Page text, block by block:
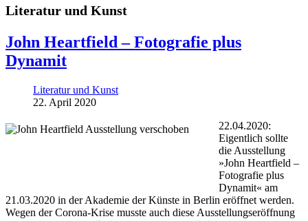
Literatur und Kunst
John Heartfield – Fotografie plus
Dynamit
Literatur und Kunst
22. April 2020
22.04.2020:
Eigentlich sollte
die Ausstellung
»John Heartfield –
Fotografie plus
Dynamit« am
21.03.2020 in der Akademie der Künste in Berlin eröffnet werden.
Wegen der Corona-Krise musste auch diese Ausstellungseröffnung